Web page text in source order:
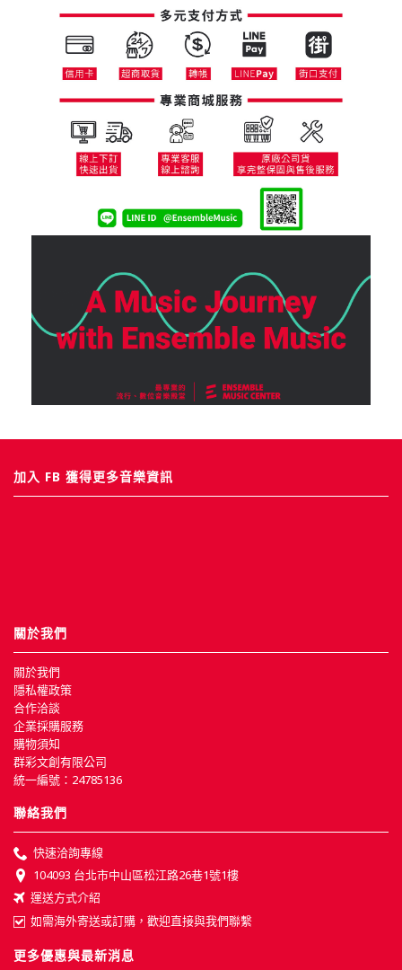
加入 FB 獲得更多音樂資訊
關於我們
關於我們
隱私權政策
合作洽談
企業採購服務
購物須知
群彩文創有限公司
統一編號：24785136
聯絡我們
快速洽詢專線
104093 台北市中山區松江路26巷1號1樓
運送方式介紹
如需海外寄送或訂購，歡迎直接與我們聯繫
更多優惠與最新消息